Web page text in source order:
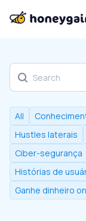
Discover our
All
Hustles laterais
Ciber-segurança
Histórias de
Ganhe dinheiro